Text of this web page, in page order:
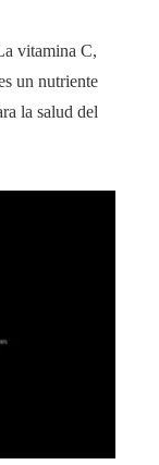
vitamina C,
un nutriente
la salud del